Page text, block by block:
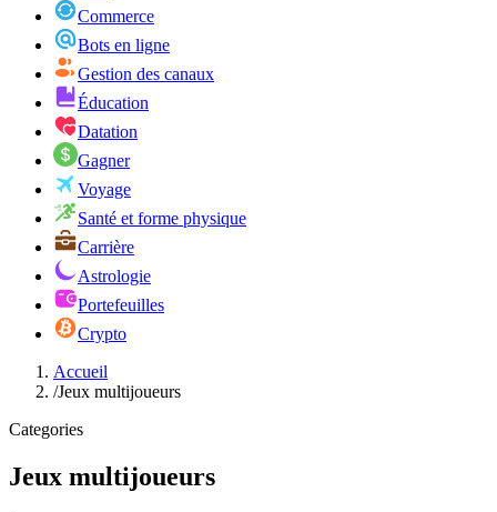
Commerce
Bots en ligne
Gestion des canaux
Éducation
Datation
Gagner
Voyage
Santé et forme physique
Carrière
Astrologie
Portefeuilles
Crypto
Accueil
/Jeux multijoueurs
Categories
Jeux multijoueurs